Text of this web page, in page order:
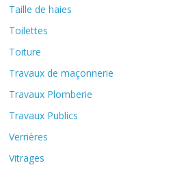
Taille de haies
Toilettes
Toiture
Travaux de maçonnerie
Travaux Plomberie
Travaux Publics
Verrières
Vitrages